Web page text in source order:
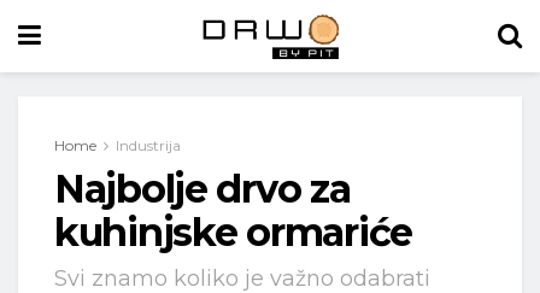
Home Industrija
Najbolje drvo za
kuhinjske ormariće
Svi znamo koliko je važno odabrati